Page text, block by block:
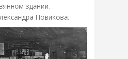
здании.
Новикова.